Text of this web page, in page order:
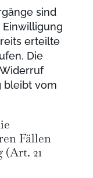
sind
erteilte
Die
bleibt vom
Fällen
(Art. 21